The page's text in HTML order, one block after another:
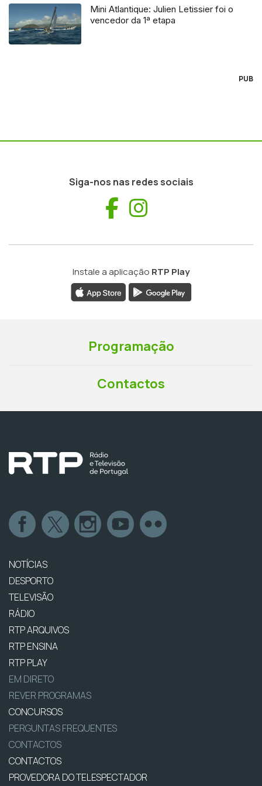
Mini Atlantique: Julien Letissier foi o
vencedor da 1ª etapa
PUB
Siga-nos nas redes sociais
Facebook
Instale a aplicação RTP Play
Programação
Contactos
NOTÍCIAS
DESPORTO
TELEVISÃO
RÁDIO
RTP ARQUIVOS
RTP ENSINA
RTP PLAY
EM DIRETO
REVER PROGRAMAS
CONCURSOS
PERGUNTAS FREQUENTES
CONTACTOS
CONTACTOS
PROVEDORA DO TELESPECTADOR